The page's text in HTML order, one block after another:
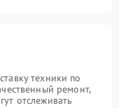
техники по
ремонт,
отслеживать